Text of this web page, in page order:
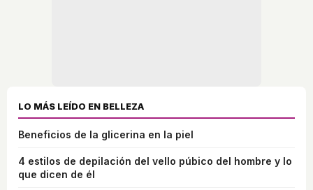
LO MÁS LEÍDO EN BELLEZA
Beneficios de la glicerina en la piel
4 estilos de depilación del vello púbico del hombre y lo
que dicen de él